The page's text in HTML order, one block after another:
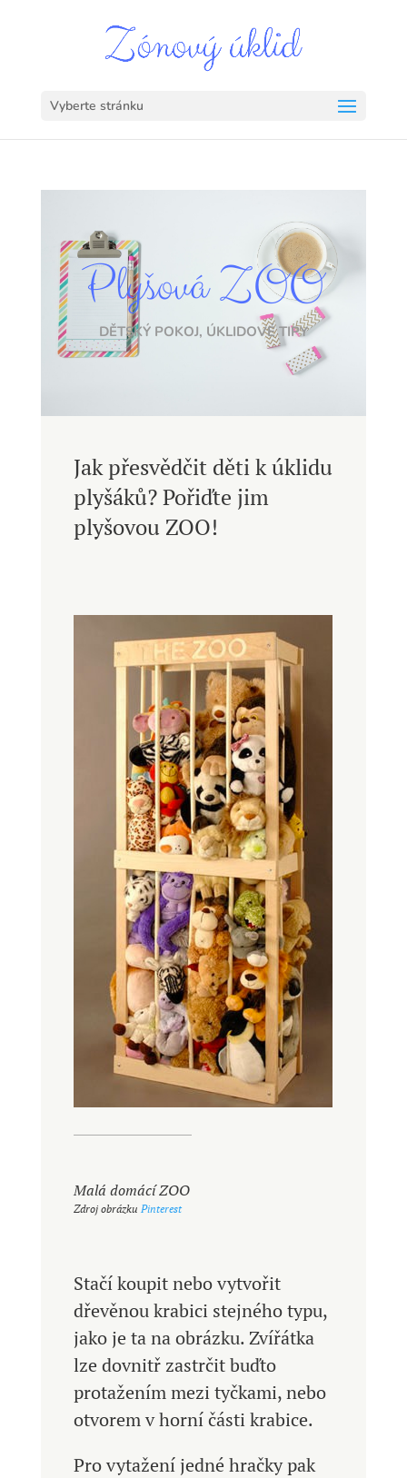
Vyberte stránku
Plyšová ZOO
DĚTSKÝ POKOJ, ÚKLIDOVÉ TIPY
Jak přesvědčit děti k úklidu
plyšáků? Pořiďte jim
plyšovou ZOO!
Malá domácí ZOO
Zdroj obrázku Pinterest
Stačí koupit nebo vytvořit
dřevěnou krabici stejného typu,
jako je ta na obrázku. Zvířátka
lze dovnitř zastrčit buďto
protažením mezi tyčkami, nebo
otvorem v horní části krabice.
Pro vytažení jedné hračky pak